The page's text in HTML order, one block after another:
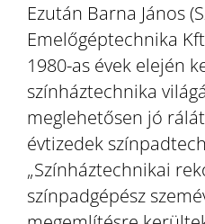
Ezután Barna János
Emelőgéptechnika
1980-as évek elején
színháztechnika
meglehetősen jó
évtizedek
„Színháztechnikai
színpadgépész